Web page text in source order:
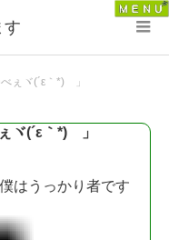
す
ぇヾ(´ε｀*)ゝ」
(´ε｀*)ゝ」
はうっかり者です